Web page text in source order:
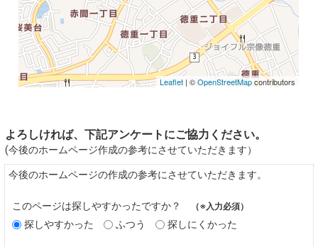
Leaflet | ©OpenStreetMapcontributors